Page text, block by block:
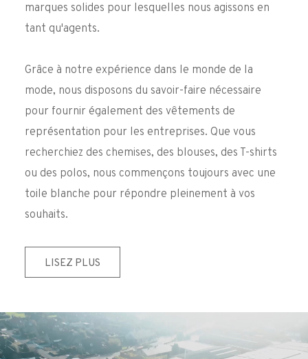
marques solides pour lesquelles nous agissons en
tant qu'agents.
Grâce à notre expérience dans le monde de la
mode, nous disposons du savoir-faire nécessaire
pour fournir également des vêtements de
représentation pour les entreprises. Que vous
recherchiez des chemises, des blouses, des T-shirts
ou des polos, nous commençons toujours avec une
toile blanche pour répondre pleinement à vos
souhaits.
LISEZ PLUS